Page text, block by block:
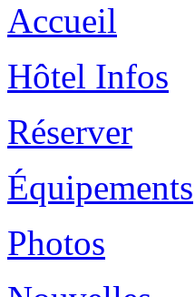
Accueil
Hôtel Infos
Réserver
Équipements
Photos